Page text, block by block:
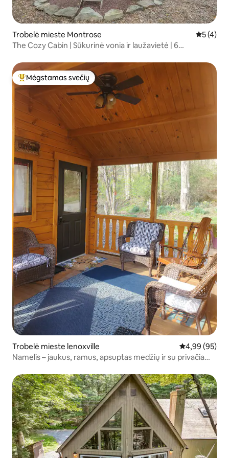
Trobelė mieste Montrose Vidutinis
5 (4)
The Cozy Cabin | Sūkurinė vonia ir laužavietė | 6
Svečių mėgstamiausias
Mėgstamas svečių
Trobelė mieste lenoxville Vidutinis
4,99 (95)
Namelis – jaukus, ramus, apsuptas medžių ir su privačia